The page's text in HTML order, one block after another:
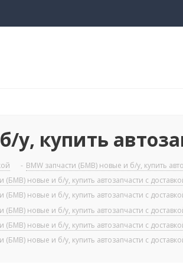
купить
- BMW запчасти (БМВ) новые и б/у, купить
(БМВ) новые и б/у, купить автозапчасти с
(БМВ) новые и б/у, купить автозапчасти с
(БМВ) новые и б/у, купить автозапчасти с
(БМВ) новые и б/у, купить автозапчасти с
(БМВ) новые и б/у, купить автозапчасти с